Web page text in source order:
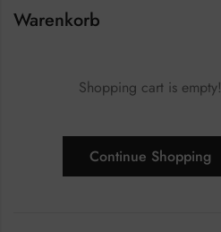
Warenkorb
Shopping cart is empty!
Continue Shopping